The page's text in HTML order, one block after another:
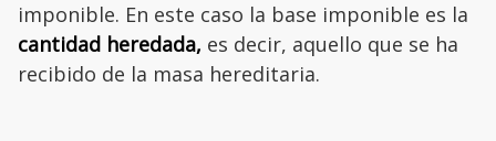
imponible. En este caso la base imponible es la
cantidad heredada, es decir, aquello que se ha
recibido de la masa hereditaria.